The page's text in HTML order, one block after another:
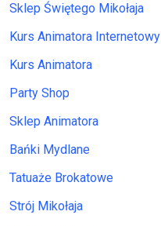
Sklep Świętego Mikołaja
Kurs Animatora Internetowy
Kurs Animatora
Party Shop
Sklep Animatora
Bańki Mydlane
Tatuaże Brokatowe
Strój Mikołaja